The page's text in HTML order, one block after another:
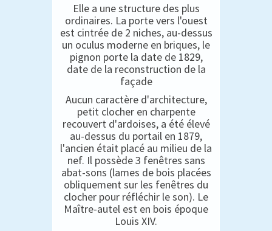
Elle a une structure des plus
ordinaires. La porte vers l'ouest
est cintrée de 2 niches, au-dessus
un oculus moderne en briques, le
pignon porte la date de 1829,
date de la reconstruction de la
façade
Aucun caractère d'architecture,
petit clocher en charpente
recouvert d'ardoises, a été élevé
au-dessus du portail en 1879,
l'ancien était placé au milieu de la
nef. Il possède 3 fenêtres sans
abat-sons (lames de bois placées
obliquement sur les fenêtres du
clocher pour réfléchir le son). Le
Maître-autel est en bois époque
Louis XIV.